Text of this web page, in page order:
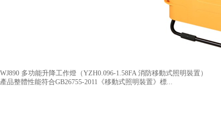
WJ890 多功能升降工作燈（YZH0.096-1.58FA 消防移動式照明裝置​）
產品整體性能符合GB26755-2011《移動式照明裝置》標...